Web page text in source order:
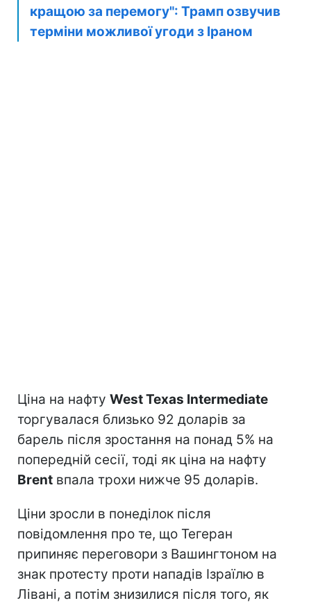
кращою за перемогу": Трамп озвучив
терміни можливої угоди з Іраном
Ціна на нафту West Texas Intermediate
торгувалася близько 92 доларів за
барель після зростання на понад 5% на
попередній сесії, тоді як ціна на нафту
Brent впала трохи нижче 95 доларів.
Ціни зросли в понеділок після
повідомлення про те, що Тегеран
припиняє переговори з Вашингтоном на
знак протесту проти нападів Ізраїлю в
Лівані, а потім знизилися після того, як